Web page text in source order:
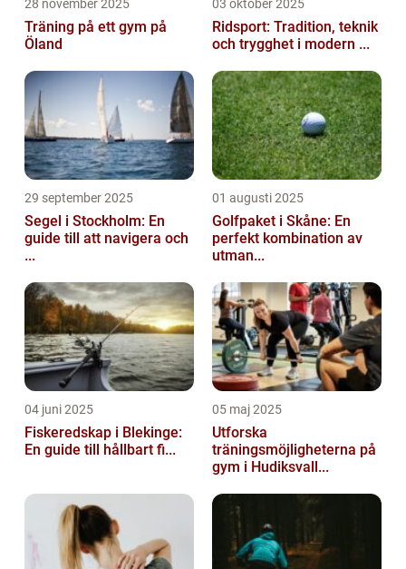
28 november 2025
Träning på ett gym på
Öland
03 oktober 2025
Ridsport: Tradition, teknik
och trygghet i modern ...
29 september 2025
Segel i Stockholm: En
guide till att navigera och
...
01 augusti 2025
Golfpaket i Skåne: En
perfekt kombination av
utman...
04 juni 2025
Fiskeredskap i Blekinge:
En guide till hållbart fi...
05 maj 2025
Utforska
träningsmöjligheterna på
gym i Hudiksvall...